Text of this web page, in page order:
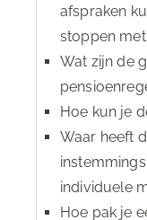
afspraken
stoppen
Wat zijn de
Hoe kun je
Waar heeft
individuele
Hoe pak je